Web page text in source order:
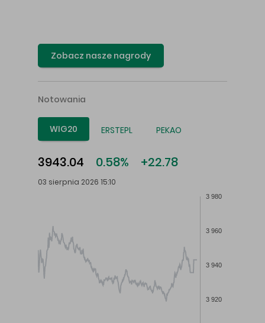
Zobacz nasze nagrody
Notowania
WIG20 ERSTEPL PEKAO
3943.04 0.58% +22.78
03 sierpnia 2026 15:10
3 920
3 940
3 960
3 980